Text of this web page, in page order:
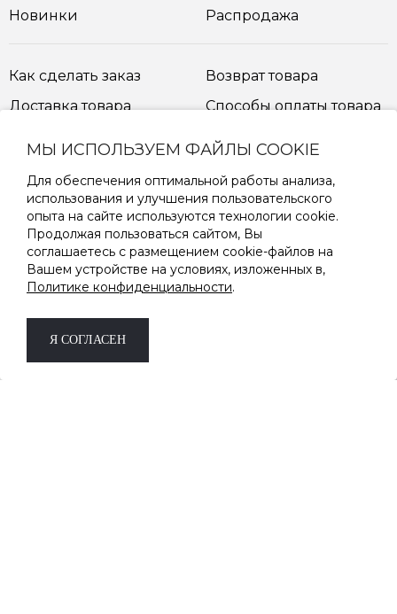
Новинки
Распродажа
Как сделать заказ
Доставка товара
Возврат товара
Способы оплаты товара
ПОДПИШИТЕСЬ НА РАССЫЛКУ
Узнавайте первыми о новинках и скидках
Дарим скидку -10%на первый заказ за
*не суммируется с другими акциями и
МЫ ИСПОЛЬЗУЕМ ФАЙЛЫ COOKIE
Для обеспечения оптимальной работы анализа,
использования и улучшения пользовательского
опыта на сайте используются технологии cookie.
Продолжая пользоваться сайтом, Вы
соглашаетесь с размещением cookie-файлов на
Вашем устройстве на условиях, изложенных в,
Политике конфиденциальности.
Я СОГЛАСЕН